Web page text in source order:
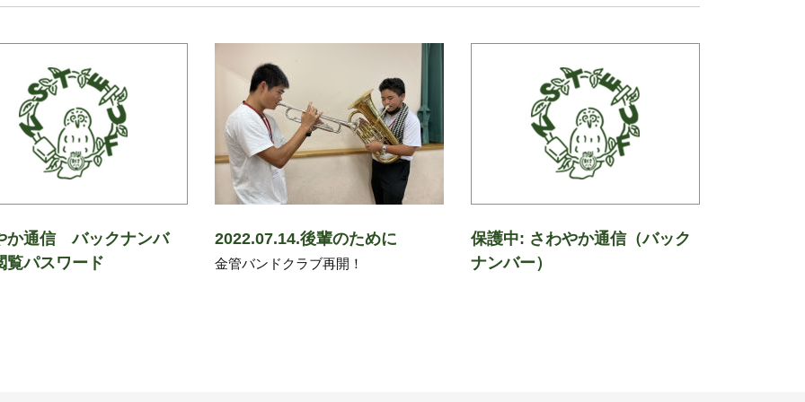
か通信 バックナンバ
パスワード
2022.07.14.後輩のために
金管バンドクラブ再開！
保護中: さわやか通信（バック
ナンバー）